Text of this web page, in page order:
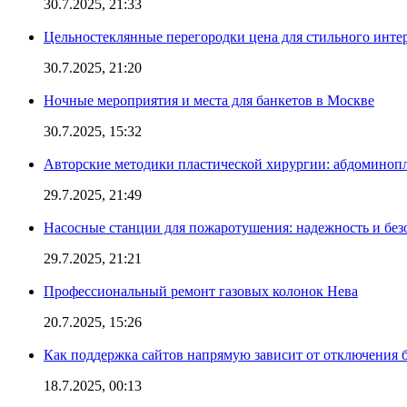
30.7.2025, 21:33
Цельностеклянные перегородки цена для стильного
30.7.2025, 21:20
Ночные мероприятия и места для банкетов в Москве
30.7.2025, 15:32
Авторские методики пластической хирургии:
29.7.2025, 21:49
Насосные станции для пожаротушения: надежность и
29.7.2025, 21:21
Профессиональный ремонт газовых колонок Нева
20.7.2025, 15:26
Как поддержка сайтов напрямую зависит от
18.7.2025, 00:13